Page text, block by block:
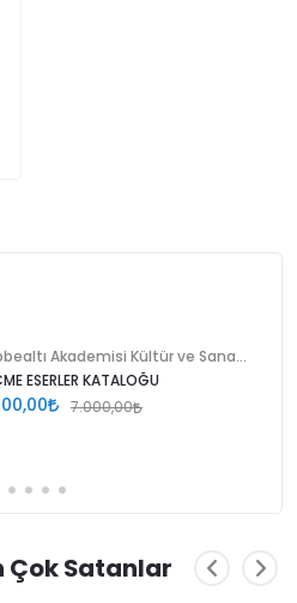
ESERLER KATALOĞU
7.000,00
Çok Satanlar